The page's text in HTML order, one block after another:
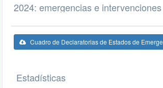
2024: emergencias e
Cuadro de Declaratorias de Estados de
Estadísticas